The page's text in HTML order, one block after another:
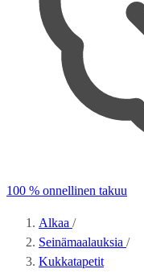
100 % onnellinen takuu
Alkaa /
Seinämaalauksia /
Kukkatapetit